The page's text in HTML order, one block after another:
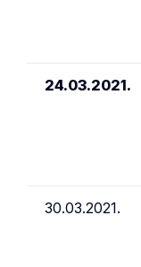
24.03.2021.
30.03.2021.